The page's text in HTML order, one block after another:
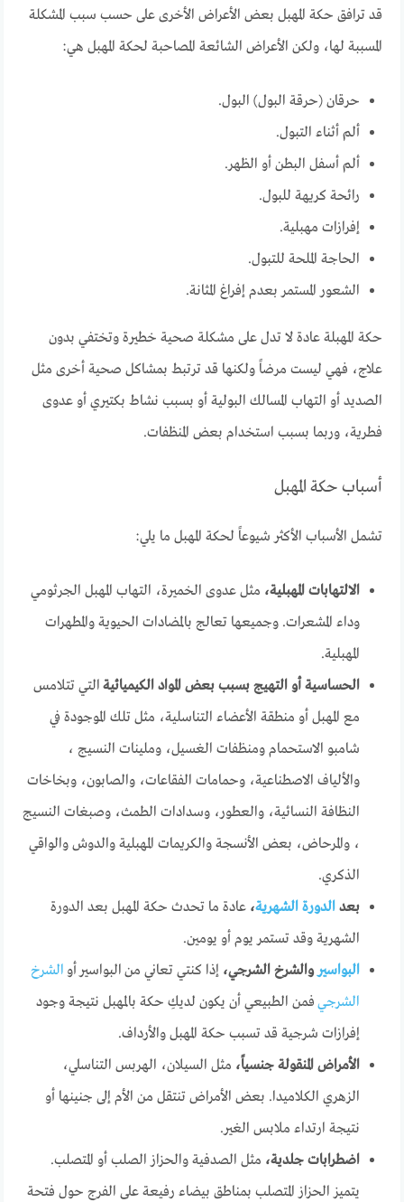
قد ترافق حكة المهبل بعض الأعراض الأخرى على حسب سبب المشكلة
المسببة لها، ولكن الأعراض الشائعة المصاحبة لحكة المهبل هي:
حرقان (حرقة البول) البول.
ألم أثناء التبول.
ألم أسفل البطن أو الظهر.
رائحة كريهة للبول.
إفرازات مهبلية.
الحاجة الملحة للتبول.
الشعور المستمر بعدم إفراغ المثانة.
حكة المهبلة عادة لا تدل على مشكلة صحية خطيرة وتختفي بدون
علاج، فهي ليست مرضاً ولكنها قد ترتبط بمشاكل صحية أخرى مثل
الصديد أو التهاب المسالك البولية أو بسبب نشاط بكتيري أو عدوى
فطرية، وربما بسبب استخدام بعض المنظفات.
أسباب حكة المهبل
تشمل الأسباب الأكثر شيوعاً لحكة المهبل ما يلي:
الالتهابات المهبلية، مثل عدوى الخميرة، التهاب المهبل الجرثومي
وداء المشعرات. وجميعها تعالج بالمضادات الحيوية والمطهرات
المهبلية.
الحساسية أو التهيج بسبب بعض المواد الكيميائية التي تتلامس
مع المهبل أو منطقة الأعضاء التناسلية، مثل تلك الموجودة في
شامبو الاستحمام ومنظفات الغسيل، وملينات النسيج ،
والألياف الاصطناعية، وحمامات الفقاعات، والصابون، وبخاخات
النظافة النسائية، والعطور، وسدادات الطمث، وصبغات النسيج
، والمرحاض، بعض الأنسجة والكريمات المهبلية والدوش والواقي
الذكري.
بعدالدورة الشهرية، عادة ما تحدث حكة المهبل بعد الدورة
الشهرية وقد تستمر يوم أو يومين.
البواسيروالشرخ الشرجي، إذا كنتي تعاني من البواسير أو الشرخ
الشرجي فمن الطبيعي أن يكون لديكِ حكة بالمهبل نتيجة وجود
إفرازات شرجية قد تسبب حكة المهبل والأرداف.
الأمراض المنقولة جنسياً، مثل السيلان، الهربس التناسلي،
الزهري الكلاميدا. بعض الأمراض تنتقل من الأم إلى جنينها أو
نتيجة ارتداء ملابس الغير.
اضطرابات جلدية، مثل الصدفية والحزاز الصلب أو المتصلب.
يتميز الحزاز المتصلب بمناطق بيضاء رفيعة على الفرج حول فتحة